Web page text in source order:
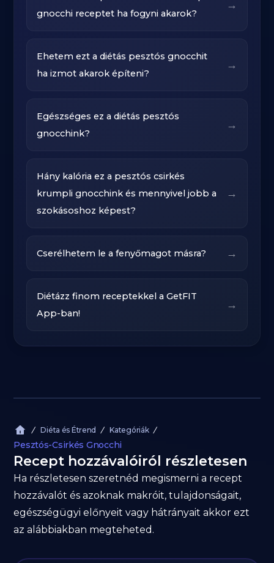
gnocchi receptet ha fogyni akarok?
→
Ehetem ezt a diétás pesztós gnocchit
ha izmot akarok építeni?
→
Egészséges ez a diétás pesztós
gnocchink?
→
Hány kalória ez a pesztós csirkés
krumpli gnocchink és mennyivel jobb a
szokásoshoz képest?
→
Cserélhetem le a fenyőmagot másra? →
Diétázz finom receptekkel a GetFIT
App-ban!
→
Diéta és Étrend Kategóriák
Pesztós-Csirkés Gnocchi
Recept hozzávalóiról részletesen
Ha részletesen szeretnéd megismerni a recept
hozzávalót és azoknak makróit, tulajdonságait,
egészségügyi előnyeit vagy hátrányait akkor ezt
az alábbiakban megteheted.